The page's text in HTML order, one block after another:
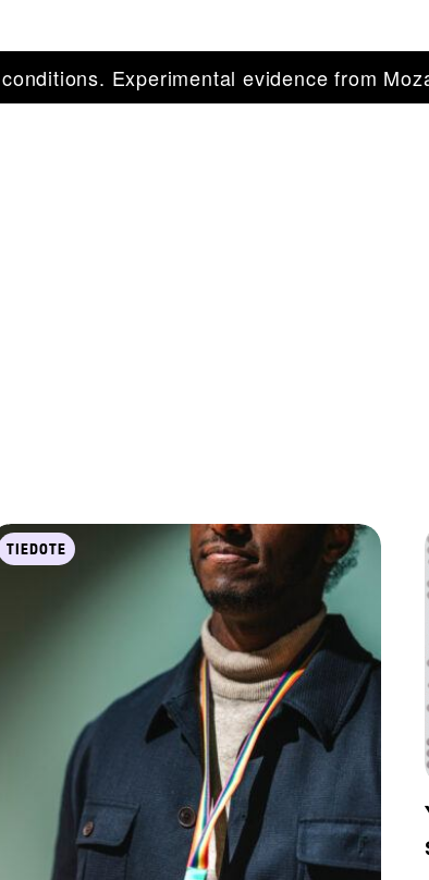
Experimental evidence from
TIEDOTE